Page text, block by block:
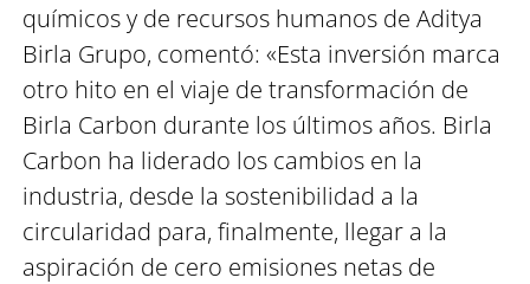
químicos y de recursos humanos de Aditya
Birla Grupo, comentó: «Esta inversión marca
otro hito en el viaje de transformación de
Birla Carbon durante los últimos años. Birla
Carbon ha liderado los cambios en la
industria, desde la sostenibilidad a la
circularidad para, finalmente, llegar a la
aspiración de cero emisiones netas de